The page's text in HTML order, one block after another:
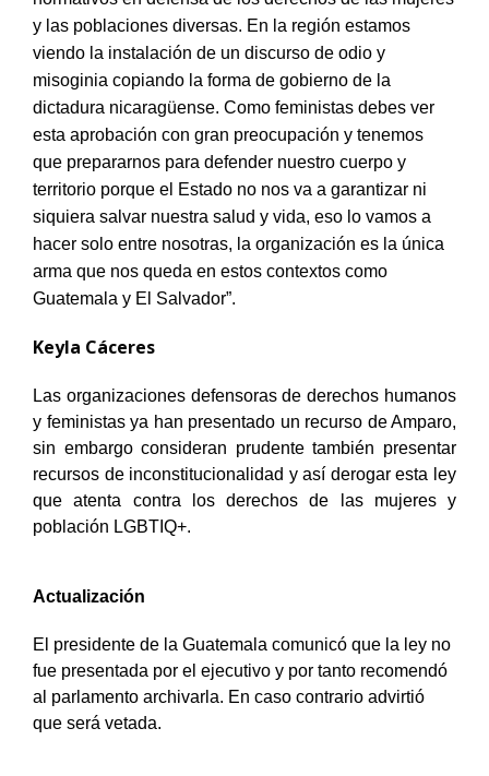
y las poblaciones diversas. En la región estamos
viendo la instalación de un discurso de odio y
misoginia copiando la forma de gobierno de la
dictadura nicaragüense. Como feministas debes ver
esta aprobación con gran preocupación y tenemos
que prepararnos para defender nuestro cuerpo y
territorio porque el Estado no nos va a garantizar ni
siquiera salvar nuestra salud y vida, eso lo vamos a
hacer solo entre nosotras, la organización es la única
arma que nos queda en estos contextos como
Guatemala y El Salvador”.
Keyla Cáceres
Las organizaciones defensoras de derechos humanos
y feministas ya han presentado un recurso de Amparo,
sin embargo consideran prudente también presentar
recursos de inconstitucionalidad y así derogar esta ley
que atenta contra los derechos de las mujeres y
población LGBTIQ+.
Actualización
El presidente de la Guatemala comunicó que la ley no
fue presentada por el ejecutivo y por tanto recomendó
al parlamento archivarla. En caso contrario advirtió
que será vetada.